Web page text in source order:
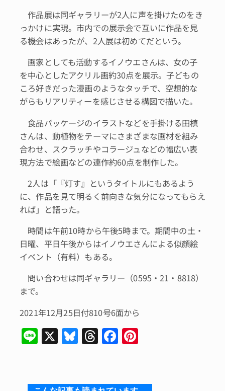
作品展は同ギャラリーが2人に声を掛けたのをき
っかけに実現。市内での展示会で互いに作品を見
る機会はあったが、2人展は初めてだという。
画家としても活動するイノウエさんは、女の子
を中心としたアクリル画約30点を展示。子どもの
ころ好きだった漫画のようなタッチで、空想的な
がらもリアリティーを感じさせる構図で描いた。
食品パッケージのイラストなどを手掛ける田槙
さんは、動植物をテーマにさまざまな画材を組み
合わせ、スクラッチやコラージュなどの幅広い表
現方法で絵画などの連作約60点を制作した。
2人は「『灯す』というタイトルにもあるよう
に、作品を見て明るく前向きな気分になってもらえ
れば」と語った。
時間は午前10時から午後5時まで。期間中の土・
日曜、平日午後からはイノウエさんによる似顔絵
イベント（有料）もある。
問い合わせは同ギャラリー（0595・21・8818）
まで。
2021年12月25日付810号6面から
Li
n
X Bl
u
s
T
hr
a
F
a
e re